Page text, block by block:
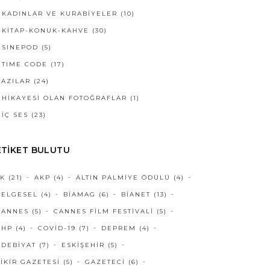
KADINLAR VE KURABİYELER (10)
KİTAP-KONUK-KAHVE (30)
SINEPOD (5)
TIME CODE (17)
(24)
HIKAYESI OLAN FOTOĞRAFLAR (1)
İÇ SES (23)
BULUTU
(21) AKP (4) ALTIN PALMIYE ÖDÜLÜ (4)
(4) BIAMAG (6) BIANET (13)
(5) CANNES FILM FESTIVALI (5)
(4) COVID-19 (7) DEPREM (4)
(7) ESKIŞEHIR (5)
GAZETESI (5) GAZETECI (6)